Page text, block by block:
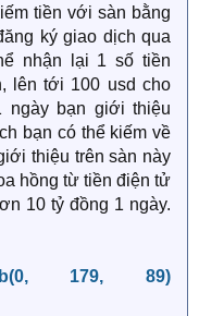
tiền với sàn bằng
ký giao dịch qua
nhận lại 1 số tiền
lên tới 100 usd cho
ngày bạn giới thiệu
bạn có thể kiếm về
thiệu trên sàn này
hồng từ tiền điện tử
10 tỷ đồng 1 ngày.
179, 89)